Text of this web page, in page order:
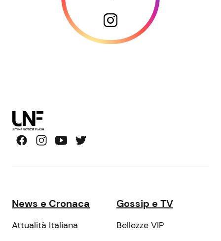
News e Cronaca
Attualità Italiana
Gossip e TV
Bellezze VIP